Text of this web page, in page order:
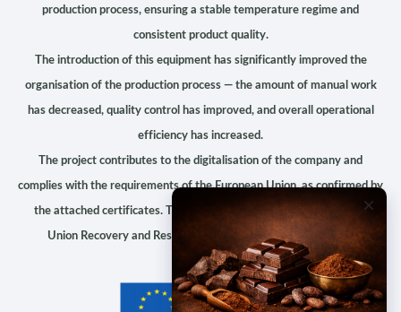
production process, ensuring a stable temperature regime and
consistent product quality.
The introduction of this equipment has significantly improved the
organisation of the production process — the amount of manual work
has decreased, quality control has improved, and overall operational
efficiency has increased.
The project contributes to the digitalisation of the company and
complies with the requirements of the European Union, as confirmed by
the attached certificates. The project is financed by theEuropean
Union Recovery and Resilience Facility (NextGenerationEU) .